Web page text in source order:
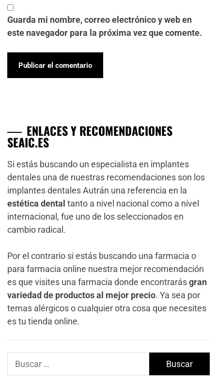
Guarda mi nombre, correo electrónico y web en
este navegador para la próxima vez que comente.
ENLACES Y RECOMENDACIONES
SEAIC.ES
Si estás buscando un especialista en implantes
dentales una de nuestras recomendaciones son los
implantes dentales Autrán una referencia en la
estética dental tanto a nivel nacional como a nivel
internacional, fue uno de los seleccionados en
cambio radical.
Por el contrario si estás buscando una farmacia o
para farmacia online nuestra mejor recomendación
es que visites una farmacia donde encontrarásgran
variedad de productos al mejor precio. Ya sea por
temas alérgicos o cualquier otra cosa que necesites
es tu tienda online.
Buscar: